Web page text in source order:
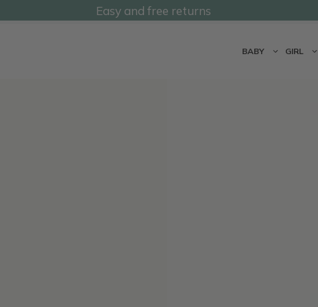
Easy and free returns@undermonkeyskids
BABY GIRL